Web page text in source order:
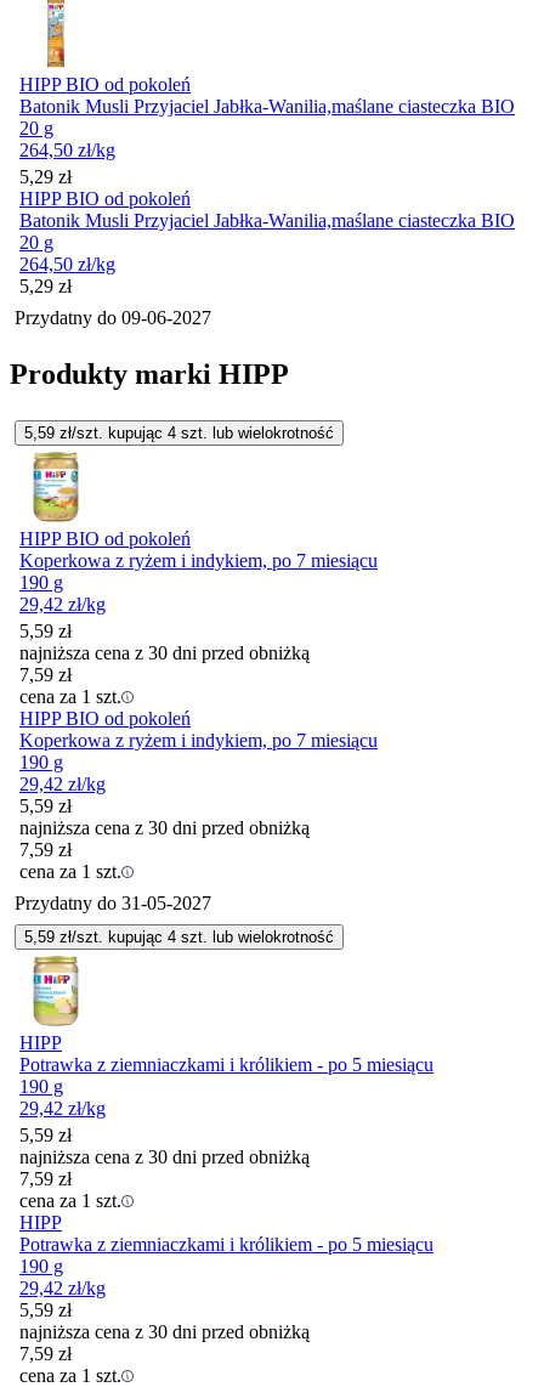
HIPP BIO od pokoleń
Batonik Musli Przyjaciel Jabłka-Wanilia,maślane ciasteczka BIO
20 g
264,50 zł/kg
Cena
5,29 zł
HIPP BIO od pokoleń
Batonik Musli Przyjaciel Jabłka-Wanilia,maślane ciasteczka BIO
20 g
264,50 zł/kg
Cena
5,29 zł
Przydatny do 09-06-2027
Produkty marki HIPP
5,59 zł/szt. kupując 4 szt. lub wielokrotność
HIPP BIO od pokoleń
Koperkowa z ryżem i indykiem, po 7 miesiącu
190 g
29,42 zł/kg
5,59 zł
najniższa cena z 30 dni przed obniżką
7,59 zł
cena za 1 szt.
HIPP BIO od pokoleń
Koperkowa z ryżem i indykiem, po 7 miesiącu
190 g
29,42 zł/kg
5,59 zł
najniższa cena z 30 dni przed obniżką
7,59 zł
cena za 1 szt.
Przydatny do 31-05-2027
5,59 zł/szt. kupując 4 szt. lub wielokrotność
HIPP
Potrawka z ziemniaczkami i królikiem - po 5 miesiącu
190 g
29,42 zł/kg
5,59 zł
najniższa cena z 30 dni przed obniżką
7,59 zł
cena za 1 szt.
HIPP
Potrawka z ziemniaczkami i królikiem - po 5 miesiącu
190 g
29,42 zł/kg
5,59 zł
najniższa cena z 30 dni przed obniżką
7,59 zł
cena za 1 szt.